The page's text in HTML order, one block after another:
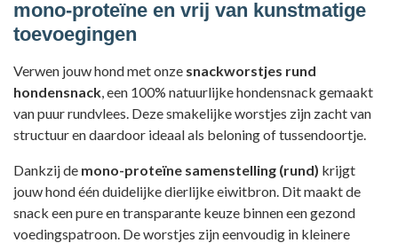
mono-proteïne en vrij van kunstmatige
toevoegingen
Verwen jouw hond met onze snackworstjes rund
hondensnack, een 100% natuurlijke hondensnack gemaakt
van puur rundvlees. Deze smakelijke worstjes zijn zacht van
structuur en daardoor ideaal als beloning of tussendoortje.
Dankzij de mono-proteïne samenstelling (rund) krijgt
jouw hond één duidelijke dierlijke eiwitbron. Dit maakt de
snack een pure en transparante keuze binnen een gezond
voedingspatroon. De worstjes zijn eenvoudig in kleinere